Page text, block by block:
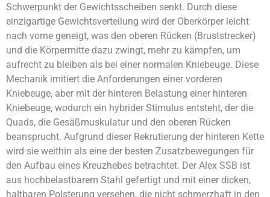
Schwerpunkt der Gewichtsscheiben senkt. Durch diese
einzigartige Gewichtsverteilung wird der Oberkörper leicht
nach vorne geneigt, was den oberen Rücken (Bruststrecker)
und die Körpermitte dazu zwingt, mehr zu kämpfen, um
aufrecht zu bleiben als bei einer normalen Kniebeuge. Diese
Mechanik imitiert die Anforderungen einer vorderen
Kniebeuge, aber mit der hinteren Belastung einer hinteren
Kniebeuge, wodurch ein hybrider Stimulus entsteht, der die
Quads, die Gesäßmuskulatur und den oberen Rücken
beansprucht. Aufgrund dieser Rekrutierung der hinteren Kette
wird sie weithin als eine der besten Zusatzbewegungen für
den Aufbau eines Kreuzhebes betrachtet. Der Alex SSB ist
aus hochbelastbarem Stahl gefertigt und mit einer dicken,
haltbaren Polsterung versehen, die nicht schmerzhaft in den